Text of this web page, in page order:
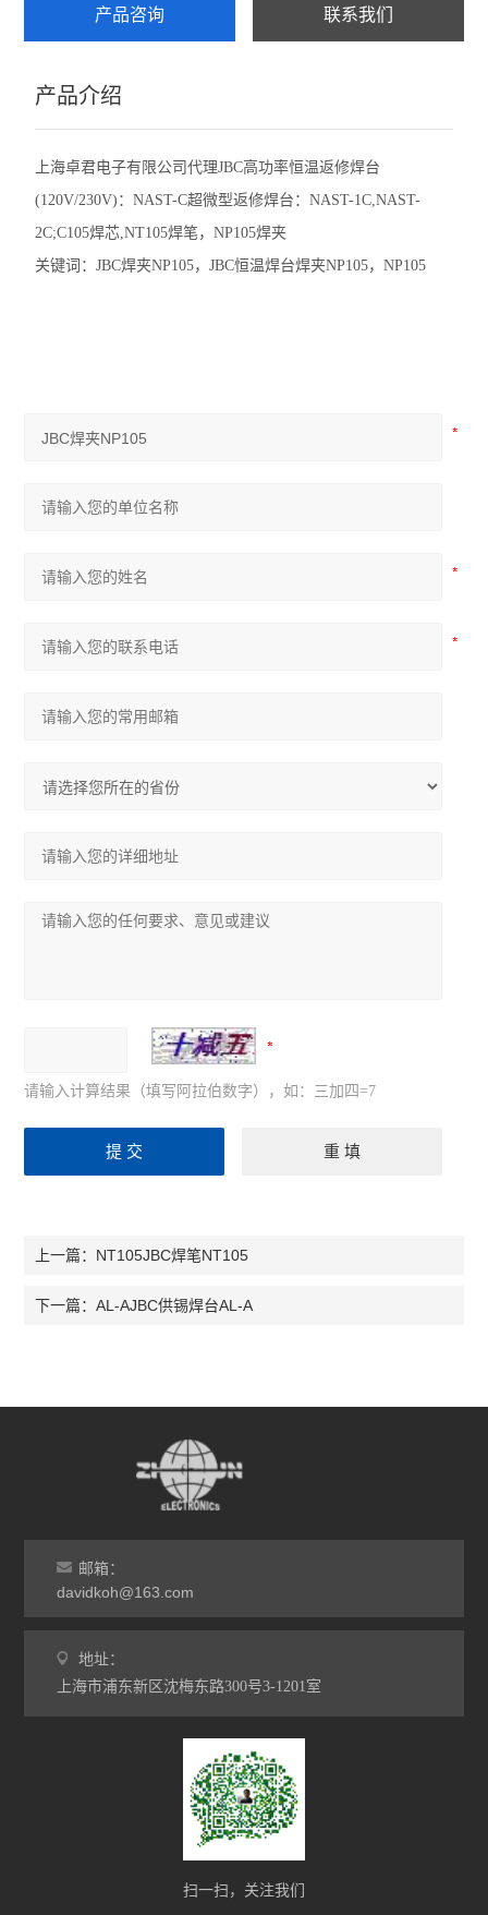
产品咨询 联系我们
产品介绍
上海卓君电子有限公司代理JBC高功率恒温返修焊台
(120V/230V)：NAST-C超微型返修焊台：NAST-1C,NAST-
2C;C105焊芯,NT105焊笔，NP105焊夹
关键词：JBC焊夹NP105，JBC恒温焊台焊夹NP105，NP105
请输入计算结果（填写阿拉伯数字），如：三加四=7
上一篇： NT105JBC焊笔NT105
下一篇：AL-AJBC供锡焊台AL-A
邮箱：
davidkoh@163.com
地址：
上海市浦东新区沈梅东路300号3-1201室
扫一扫，关注我们